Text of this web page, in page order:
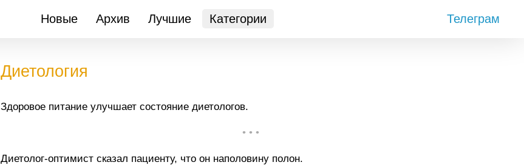
Новые Архив Лучшие Категории Телеграм
Диетология
Здоровое питание улучшает состояние диетологов.
• • •
Диетолог-оптимист сказал пациенту, что он наполовину полон.